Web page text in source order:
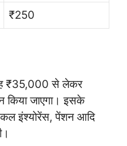
₹250
₹35,000 से लेकर
जाएगा। इसके
इंश्योरेंस, पेंशन आदि